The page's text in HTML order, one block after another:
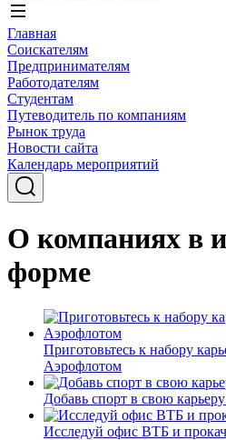
Главная
Соискателям
Предпринимателям
Работодателям
Студентам
Путеводитель по компаниям
Рынок труда
Новости сайта
Календарь мероприятий
О компаниях в
форме
Приготовьтесь к набору
Аэрофлотом
Добавь спорт в свою
Исследуй офис ВТБ и